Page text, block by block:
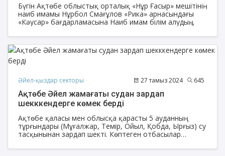
Бүгін Ақтөбе облыстық орталық «Нұр Ғасыр» мешітінің
наиб имамы Нұрбол Смағұлов «Рика» арнасындағы
«Кәусар» бағдарламасына Наиб имам білім алудың
Әйел-қыздар секторы 27 тамыз 2024 645
Ақтөбе Әйел жамағаты судан зардап
шекккендерге көмек берді
Ақтөбе қаласы мен облысқа қарасты 5 ауданның
тұрғындары (Мұғалжар, Темір, Ойыл, Қобда, Ырғыз) су
тасқынынан зардап шекті. Көптеген отбасылар
орналасқан еді. Қазіргі таңда үйлерінде жөндеу